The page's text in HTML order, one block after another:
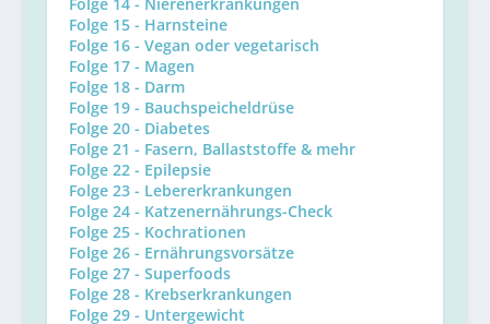
Folge 15 - Harnsteine
Folge 16 - Vegan oder vegetarisch
Folge 17 - Magen
Folge 18 - Darm
Folge 19 - Bauchspeicheldrüse
Folge 20 - Diabetes
Folge 21 - Fasern, Ballaststoffe & mehr
Folge 22 - Epilepsie
Folge 23 - Lebererkrankungen
Folge 24 - Katzenernährungs-Check
Folge 25 - Kochrationen
Folge 26 - Ernährungsvorsätze
Folge 27 - Superfoods
Folge 28 - Krebserkrankungen
Folge 29 - Untergewicht